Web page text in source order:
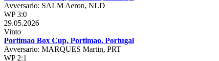
Avversario: SALM Aeron, NLD
WP 3:0
29.05.2026
Vinto
Portimao Box Cup, Portimao, Portugal
Avversario: MARQUES Martin, PRT
WP 2:1